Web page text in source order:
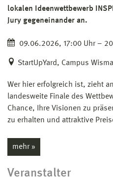
lokalen Ideenwettbewerb
Jury gegeneinander an.
09.06.2026, 17:00 Uhr –
StartUpYard, Campus
Wer hier erfolgreich ist, zieht
landesweite Finale des
Chance, Ihre Visionen zu
zu erhalten und attraktive
mehr »
Veranstalter